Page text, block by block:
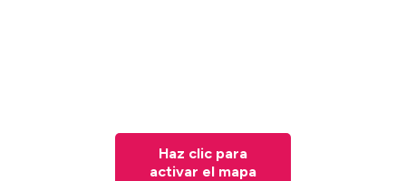
Haz clic para
activar el mapa